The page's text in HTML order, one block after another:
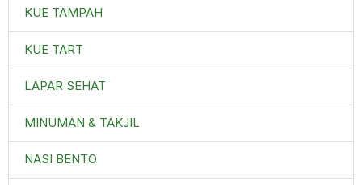
KUE TAMPAH
KUE TART
LAPAR SEHAT
MINUMAN & TAKJIL
NASI BENTO